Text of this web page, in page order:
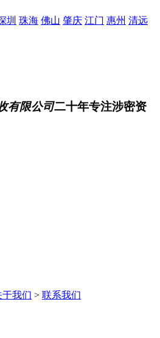
圳 珠海 佛山 肇庆 江门 惠州 清远
有限公司二十年专注涉密资
于我们 > 联系我们